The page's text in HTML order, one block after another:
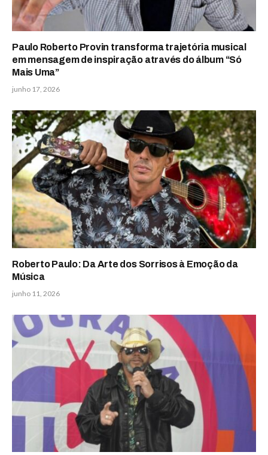
Paulo Roberto Provin transforma trajetória musical
em mensagem de inspiração através do álbum “Só
Mais Uma”
junho 17, 2026
Roberto Paulo: Da Arte dos Sorrisos à Emoção da
Música
junho 11, 2026